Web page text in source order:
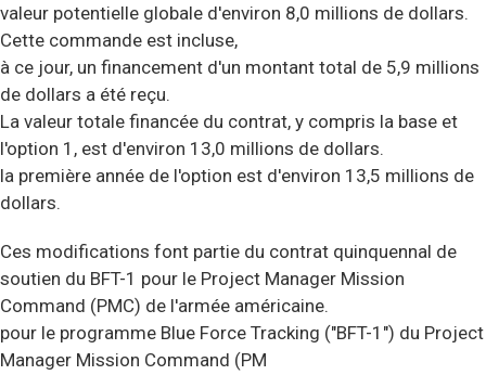
valeur potentielle globale d'environ 8,0 millions de dollars.
Cette commande est incluse,
à ce jour, un financement d'un montant total de 5,9 millions
de dollars a été reçu.
La valeur totale financée du contrat, y compris la base et
l'option 1, est d'environ 13,0 millions de dollars.
la première année de l'option est d'environ 13,5 millions de
dollars.
Ces modifications font partie du contrat quinquennal de
soutien du BFT-1 pour le Project Manager Mission
Command (PMC) de l'armée américaine.
pour le programme Blue Force Tracking ("BFT-1") du Project
Manager Mission Command (PM